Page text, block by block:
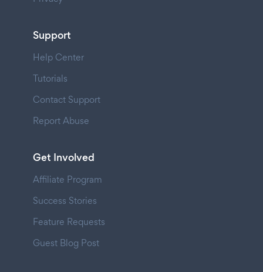
Support
Help Center
Tutorials
Contact Support
Report Abuse
Get Involved
Affiliate Program
Success Stories
Feature Requests
Guest Blog Post